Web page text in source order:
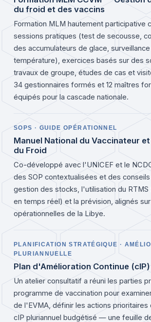
du froid et des vaccins
Formation MLM hautement participative
sessions pratiques (test de secousse,
des accumulateurs de glace,
température), exercices basés sur des
travaux de groupe, études de cas et
34 gestionnaires formés et 12 maîtres
équipés pour la cascade nationale.
SOPS · GUIDE OPÉRATIONNEL
Manuel National du Vaccinateur
du Froid
Co-développé avec l'UNICEF et le
des SOP contextualisées et des
gestion des stocks, l'utilisation du RTMS
en temps réel) et la prévision, alignés
opérationnelles de la Libye.
PLANIFICATION STRATÉGIQUE ·
PLURIANNUELLE
Plan d'Amélioration Continue (cIP)
Un atelier consultatif a réuni les parties
programme de vaccination pour
de l'EVMA, définir les actions prioritaires
cIP pluriannuel budgétisé — une feuille